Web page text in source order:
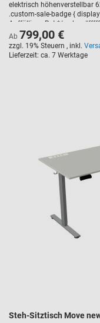
elektrisch höhenverstellbar
.custom-sale-badge { display: inline-block; background-color: #ff0000; /*
Auffälliges Rot */ color: #ffffff; /* Weiße Schrift */ font-weight: bold; text-
transform: uppercase; padding: 5px 10px; border-radius: 3px; font-size: 14px;
margin-
Ab 799,00 €
zzgl. 19% Steuern , inkl.
Lieferzeit ca. 7 Werktage
Steh-Sitztisch Move